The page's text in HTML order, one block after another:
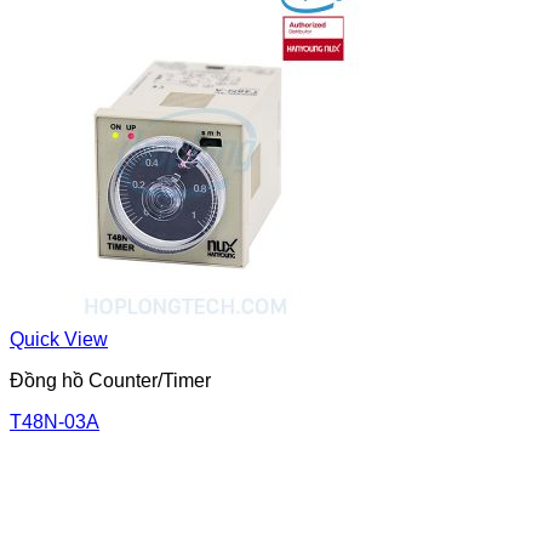
Quick View
Đồng hồ Counter/Timer
T48N-03A